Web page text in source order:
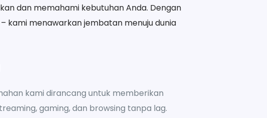
dan memahami kebutuhan Anda. Dengan
kami menawarkan jembatan menuju dunia
kami dirancang untuk memberikan
gaming, dan browsing tanpa lag.